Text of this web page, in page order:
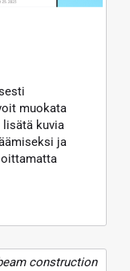
muokata
kuvia
ja